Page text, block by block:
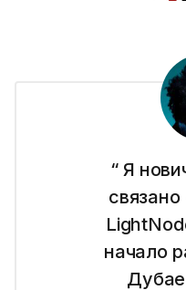
“ Я
начало